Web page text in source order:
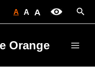
A A A
Orange